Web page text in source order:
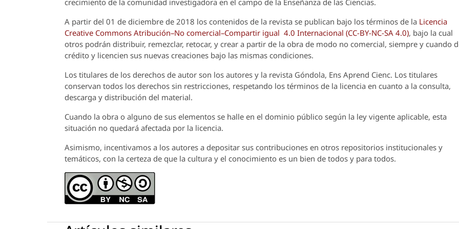
crecimiento de la comunidad investigadora en el campo de la Enseñanza de las Ciencias.
A partir del 01 de diciembre de 2018 los contenidos de la revista se publican bajo los términos de la Licencia
Creative Commons Atribución–No comercial–Compartir igual 4.0 Internacional (CC-BY-NC-SA 4.0), bajo la cual
otros podrán distribuir, remezclar, retocar, y crear a partir de la obra de modo no comercial, siempre y cuando
crédito y licencien sus nuevas creaciones bajo las mismas condiciones.
Los titulares de los derechos de autor son los autores y la revista Góndola, Ens Aprend Cienc. Los titulares
conservan todos los derechos sin restricciones, respetando los términos de la licencia en cuanto a la consulta,
descarga y distribución del material.
Cuando la obra o alguno de sus elementos se halle en el dominio público según la ley vigente aplicable, esta
situación no quedará afectada por la licencia.
Asimismo, incentivamos a los autores a depositar sus contribuciones en otros repositorios institucionales y
temáticos, con la certeza de que la cultura y el conocimiento es un bien de todos y para todos.